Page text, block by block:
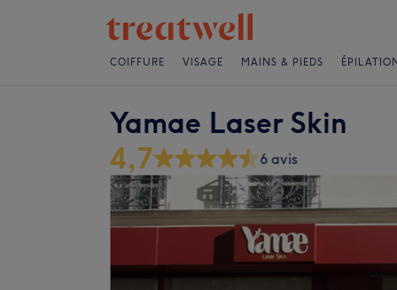
COIFFURE VISAGE MAINS & PIEDS ÉPILATION
Yamae Laser Skin
4,7 6 avis